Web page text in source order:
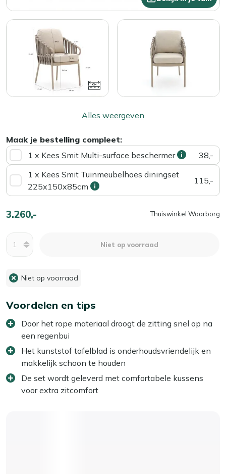
Alles weergeven
Maak je bestelling compleet:
1 x Kees Smit Multi-surface beschermer
38,-
1 x Kees Smit Tuinmeubelhoes diningset
225x150x85cm
115,-
3.260,- Thuiswinkel Waarborg
Niet op voorraad
Niet op voorraad
Voordelen en tips
Door het rope materiaal droogt de zitting snel op na
een regenbui
Het kunststof tafelblad is onderhoudsvriendelijk en
makkelijk schoon te houden
De set wordt geleverd met comfortabele kussens
voor extra zitcomfort